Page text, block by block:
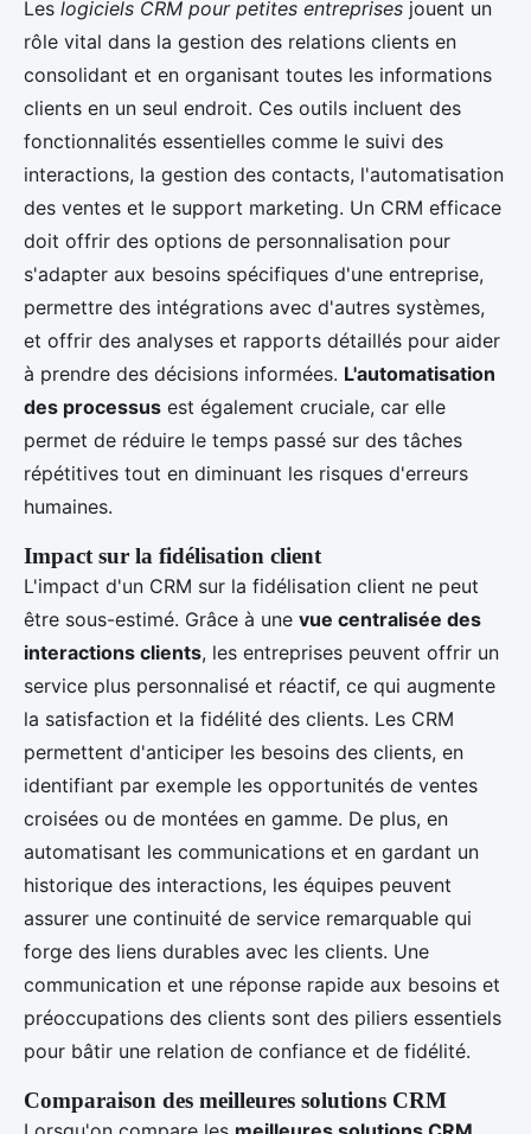
Les logiciels CRM pour petites entreprises jouent un
rôle vital dans la gestion des relations clients en
consolidant et en organisant toutes les informations
clients en un seul endroit. Ces outils incluent des
fonctionnalités essentielles comme le suivi des
interactions, la gestion des contacts, l'automatisation
des ventes et le support marketing. Un CRM efficace
doit offrir des options de personnalisation pour
s'adapter aux besoins spécifiques d'une entreprise,
permettre des intégrations avec d'autres systèmes,
et offrir des analyses et rapports détaillés pour aider
à prendre des décisions informées. L'automatisation
des processus est également cruciale, car elle
permet de réduire le temps passé sur des tâches
répétitives tout en diminuant les risques d'erreurs
humaines.
Impact sur la fidélisation client
L'impact d'un CRM sur la fidélisation client ne peut
être sous-estimé. Grâce à une vue centralisée des
interactions clients, les entreprises peuvent offrir un
service plus personnalisé et réactif, ce qui augmente
la satisfaction et la fidélité des clients. Les CRM
permettent d'anticiper les besoins des clients, en
identifiant par exemple les opportunités de ventes
croisées ou de montées en gamme. De plus, en
automatisant les communications et en gardant un
historique des interactions, les équipes peuvent
assurer une continuité de service remarquable qui
forge des liens durables avec les clients. Une
communication et une réponse rapide aux besoins et
préoccupations des clients sont des piliers essentiels
pour bâtir une relation de confiance et de fidélité.
Comparaison des meilleures solutions CRM